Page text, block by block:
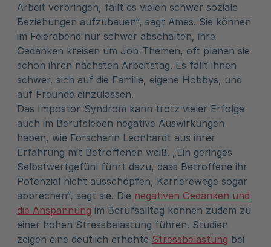
Arbeit verbringen, fällt es vielen schwer soziale
Beziehungen aufzubauen“, sagt Ames. Sie können
im Feierabend nur schwer abschalten, ihre
Gedanken kreisen um Job-Themen, oft planen sie
schon ihren nächsten Arbeitstag. Es fällt ihnen
schwer, sich auf die Familie, eigene Hobbys, und
auf Freunde einzulassen.
Das Impostor-Syndrom kann trotz vieler Erfolge
auch im Berufsleben negative Auswirkungen
haben, wie Forscherin Leonhardt aus ihrer
Erfahrung mit Betroffenen weiß. „Ein geringes
Selbstwertgefühl führt dazu, dass Betroffene ihr
Potenzial nicht ausschöpfen, Karrierewege sogar
abbrechen“, sagt sie. Die negativen Gedanken und
die Anspannung im Berufsalltag können zudem zu
einer hohen Stressbelastung führen. Studien
zeigen eine deutlich erhöhte Stressbelastung bei